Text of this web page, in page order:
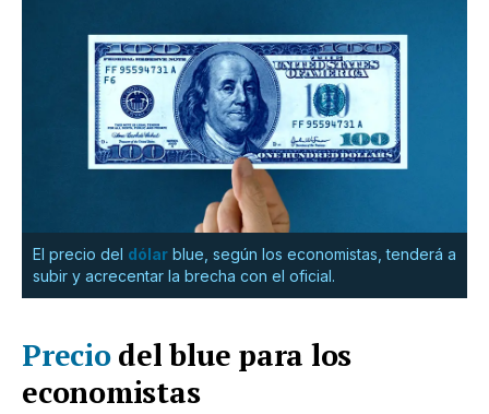
El precio del dólar blue, según los economistas, tenderá a
subir y acrecentar la brecha con el oficial.
Preciodel blue para los
economistas